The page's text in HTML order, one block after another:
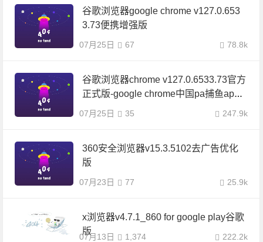
谷歌浏览器google chrome v127.0.653
3.73便携增强版
07月25日 78.8k
67
谷歌浏览器chrome v127.0.6533.73官方
正式版-google chrome中国pa捕鱼app
官网
07月25日 247.9k
35
360安全浏览器v15.3.5102去广告优化
版
07月23日 25.9k
77
x浏览器v4.7.1_860 for google play谷歌
版
07月13日 222.2k
1,374